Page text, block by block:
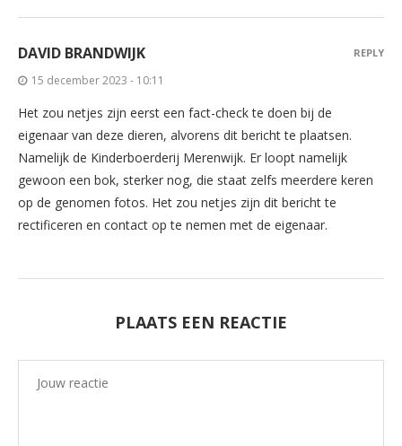
DAVID BRANDWIJK
15 december 2023 - 10:11
Het zou netjes zijn eerst een fact-check te doen bij de
eigenaar van deze dieren, alvorens dit bericht te plaatsen.
Namelijk de Kinderboerderij Merenwijk. Er loopt namelijk
gewoon een bok, sterker nog, die staat zelfs meerdere keren
op de genomen fotos. Het zou netjes zijn dit bericht te
rectificeren en contact op te nemen met de eigenaar.
REPLY
PLAATS EEN REACTIE